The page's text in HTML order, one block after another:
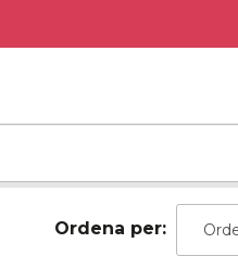
Ordena per